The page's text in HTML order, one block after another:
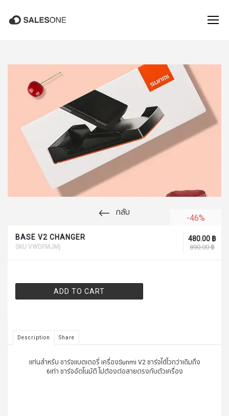
กลับ
BASE V2 CHANGER
SKU VWDFMJMj
480.00 ฿
890.00 ฿
-46%
ADD TO CART
Description Share
เเท่นสำหรับ ชาร์จแบตเตอรี่ เครื่องSunmi V2 ชาร์จได้ไวกว่าเดิมถึง
6เท่า ชาร์จอัตโนมัติ ไม่ต้องต่อสายตรงกับตัวเครื่อง